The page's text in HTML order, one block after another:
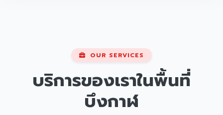
OUR SERVICES
บริการของเราในพื้นที่
บึงกาฬ